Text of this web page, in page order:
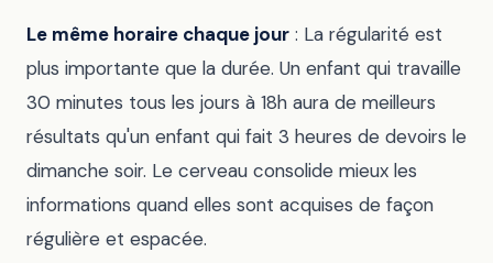
Le même horaire chaque jour : La régularité est
plus importante que la durée. Un enfant qui travaille
30 minutes tous les jours à 18h aura de meilleurs
résultats qu'un enfant qui fait 3 heures de devoirs le
dimanche soir. Le cerveau consolide mieux les
informations quand elles sont acquises de façon
régulière et espacée.